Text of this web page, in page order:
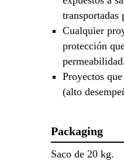
transportadas
Cualquier
protección
Proyectos
(alto
Packaging
Saco de 20 kg.